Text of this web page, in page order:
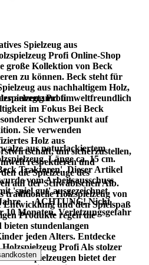
Spielzeug aus
Profi Online-Shop
große Kollektion von Beck
zu können. Beck steht für
aus nachhaltigem Holz,
anregt und umweltfreundlich
im Fokus Bei Beck
Schwerpunkt auf
Sie verwenden
Holz aus
um sicherzustellen,
respektieren und
die Spielzeuge des
auf der Schwäbischen Alb.
traditionelle Holzspielzeug von
und den Spielspaß
Produkte regen die
stundenlangen
jeden Alters. Entdecke
Profi Als stolzer
Holzspielzeugen bietet der
aus naturlackiertem
Länge ca. 15 cm.
Traktoren'. Dieser Artikel
vom Arbeitsausschuss
'spiel gut' ausgezeichnet.
Jahre. ACHTUNG! Nicht
10 Monaten. Verletzungsgefahr